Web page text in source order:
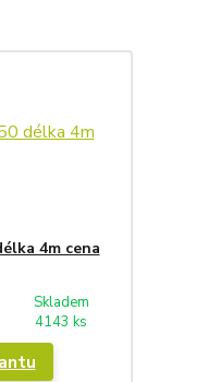
4m cena
Skladem
4143 ks